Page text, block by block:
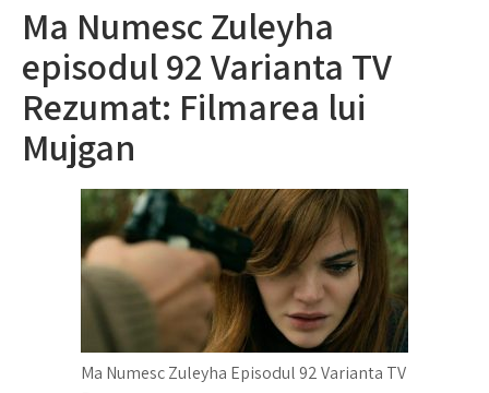
Ma Numesc Zuleyha
episodul 92 Varianta TV
Rezumat: Filmarea lui
Mujgan
Ma Numesc Zuleyha Episodul 92 Varianta TV